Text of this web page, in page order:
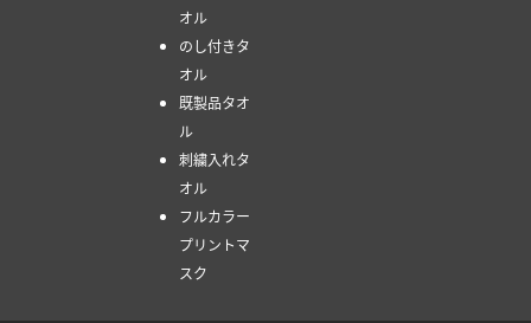
オル
のし付きタ
オル
既製品タオ
ル
刺繍入れタ
オル
フルカラー
プリントマ
スク